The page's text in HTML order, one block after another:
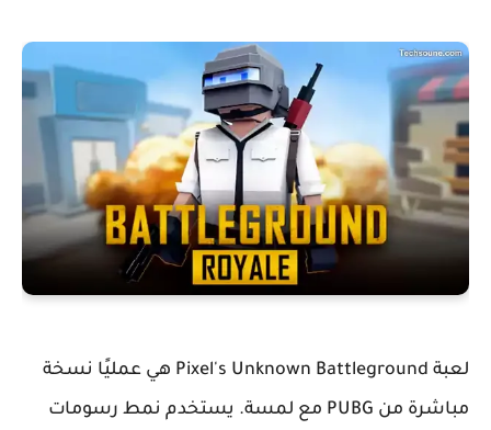
لعبة Pixel's Unknown Battleground هي عمليًا نسخة
مباشرة من PUBG مع لمسة. يستخدم نمط رسومات